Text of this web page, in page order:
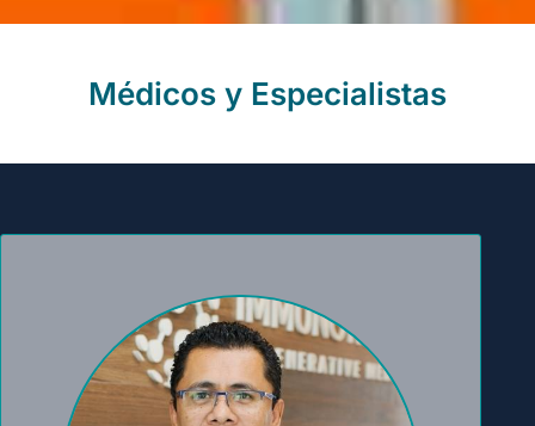
Médicos y Especialistas